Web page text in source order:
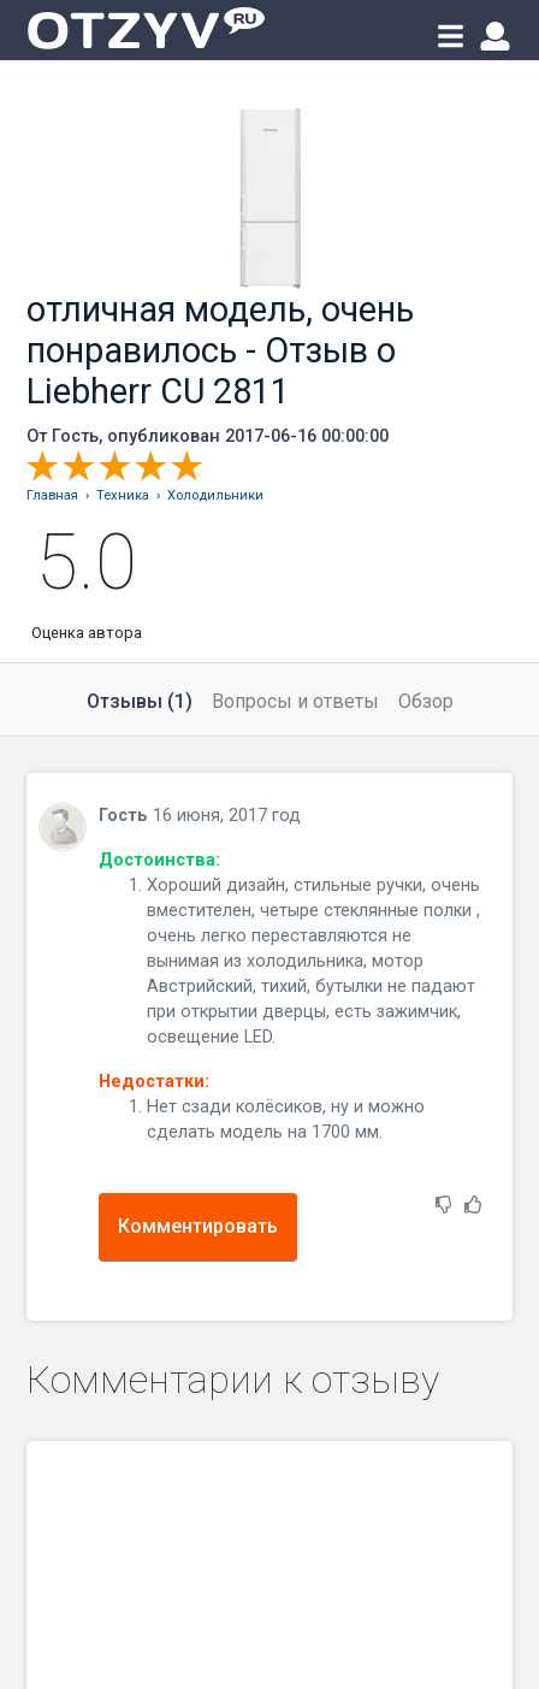
отличная модель, очень
понравилось - Отзыв о
Liebherr CU 2811
От Гость, опубликован 2017-06-16 00:00:00
Главная ›Техника ›Холодильники
5.0
Оценка автора
Отзывы (1) Вопросы и ответы Обзор
Гость 16 июня, 2017 год
Достоинства:
Хороший дизайн, стильные ручки, очень
вместителен, четыре стеклянные полки ,
очень легко переставляются не
вынимая из холодильника, мотор
Австрийский, тихий, бутылки не падают
при открытии дверцы, есть зажимчик,
освещение LED.
Недостатки:
Нет сзади колёсиков, ну и можно
сделать модель на 1700 мм.
Комментировать
Комментарии к отзыву